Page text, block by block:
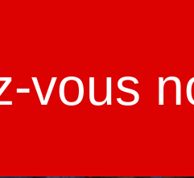
vous